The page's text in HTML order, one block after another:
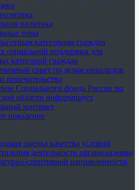
политика
темы
категориям граждан
социальной поддержки для
категорий граждан
совет по делам инвалидов
попечительство
Социального фонда России по
области информирует
контракт
поколение
оценка качества условий
деятельности организациями
спортивной направленности